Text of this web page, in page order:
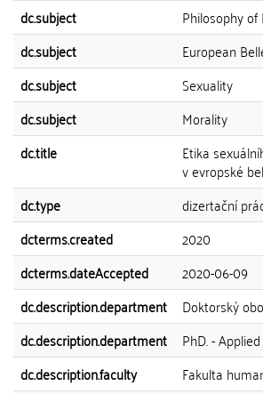
dc.subject
Philosophy
dc.subject
European
dc.subject
Sexuality
dc.subject
Morality
dc.title
Etika
v evropské
dc.type
dizertační
dcterms.created
2020
dcterms.dateAccepted
2020-06-09
dc.description.department
Doktorský
dc.description.department
PhD. -
dc.description.faculty
Fakulta